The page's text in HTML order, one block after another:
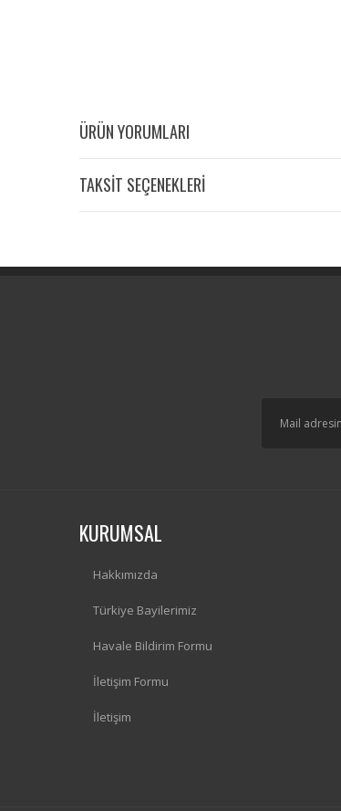
ÜRÜN YORUMLARI
TAKSİT SEÇENEKLERİ
KURUMSAL
Hakkımızda
Türkiye Bayilerimiz
Havale Bildirim Formu
İletişim Formu
İletişim